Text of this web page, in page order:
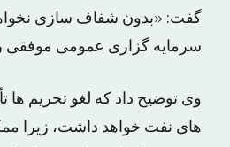
گفت: «بدون شفاف سازی
سرمایه گزاری عمومی موفقی
وی توضیح داد که لغو تحریم ها
های نفت خواهد داشت، زیرا